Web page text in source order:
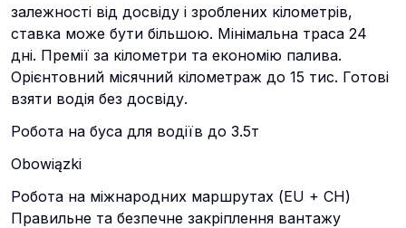
залежності від досвіду і зроблених кілометрів,
ставка може бути більшою. Мінімальна траса 24
дні. Премії за кілометри та економію палива.
Орієнтовний місячний кілометраж до 15 тис. Готові
взяти водія без досвіду.
Робота на буса для водіїв до 3.5т
Obowiązki
Робота на міжнародних маршрутах (EU + CH)
Правильне та безпечне закріплення вантажу